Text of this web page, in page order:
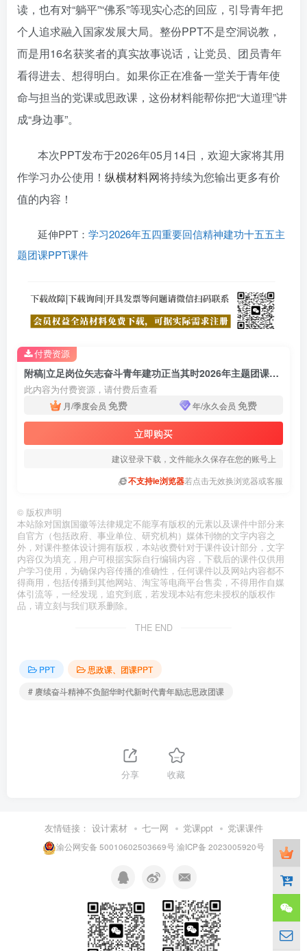
读，也有对“躺平”“佛系”等现实心态的回应，引导青年把
个人追求融入国家发展大局。整份PPT不是空洞说教，
而是用16名获奖者的真实故事说话，让党员、团员青年
看得进去、想得明白。如果你正在准备一堂关于青年使
命与担当的党课或思政课，这份材料能帮你把“大道理”讲
成“身边事”。
本次PPT发布于2026年05月14日，欢迎大家将其用
作学习办公使用！ 纵横材料网将持续为您输出更多有价
值的内容！
延伸PPT： 学习2026年五四重要回信精神建功十五五主
题团课PPT课件
附稿|立足岗位矢志奋斗青年建功正当其时2026年主题团课ppt党课课件
此内容为付费资源，请付费后查看
月/季度会员 免费 年/永久会员 免费
立即购买
建议登录下载，文件能永久保存在您的账号上
不支持ie浏览器若点击无效换浏览器或客服
付费资源
© 版权声明
本站除对国旗国徽等法律规定不能享有版权的元素以及课件中部分来
自官方（包括政府、事业单位、研究机构）媒体刊物的文字内容之
外，对课件整体设计拥有版权，本站收费针对于课件设计部分，文字
内容仅为填充，用户可根据实际自行编辑内容，下载后的课件仅供用
户学习使用，为确保内容传播的准确性，任何课件以及网站内容都不
得商用，包括传播到其他网站、淘宝等电商平台售卖，不得用作自媒
体引流等，一经发现，追究到底，若发现本站有您未授权的版权作
品，请立刻与我们联系删除。
THE END
PPT
思政课、团课PPT
# 赓续奋斗精神不负韶华时代新时代青年励志思政团课
分享 收藏
友情链接： 设计素材 七一网 党课ppt 党课课件
渝公网安备 50010602503669号渝ICP备 2023005920号